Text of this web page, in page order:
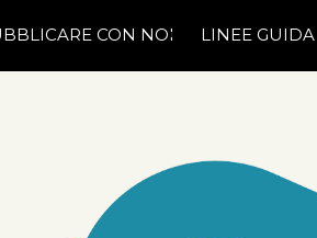
CON NOI LINEE GUIDA